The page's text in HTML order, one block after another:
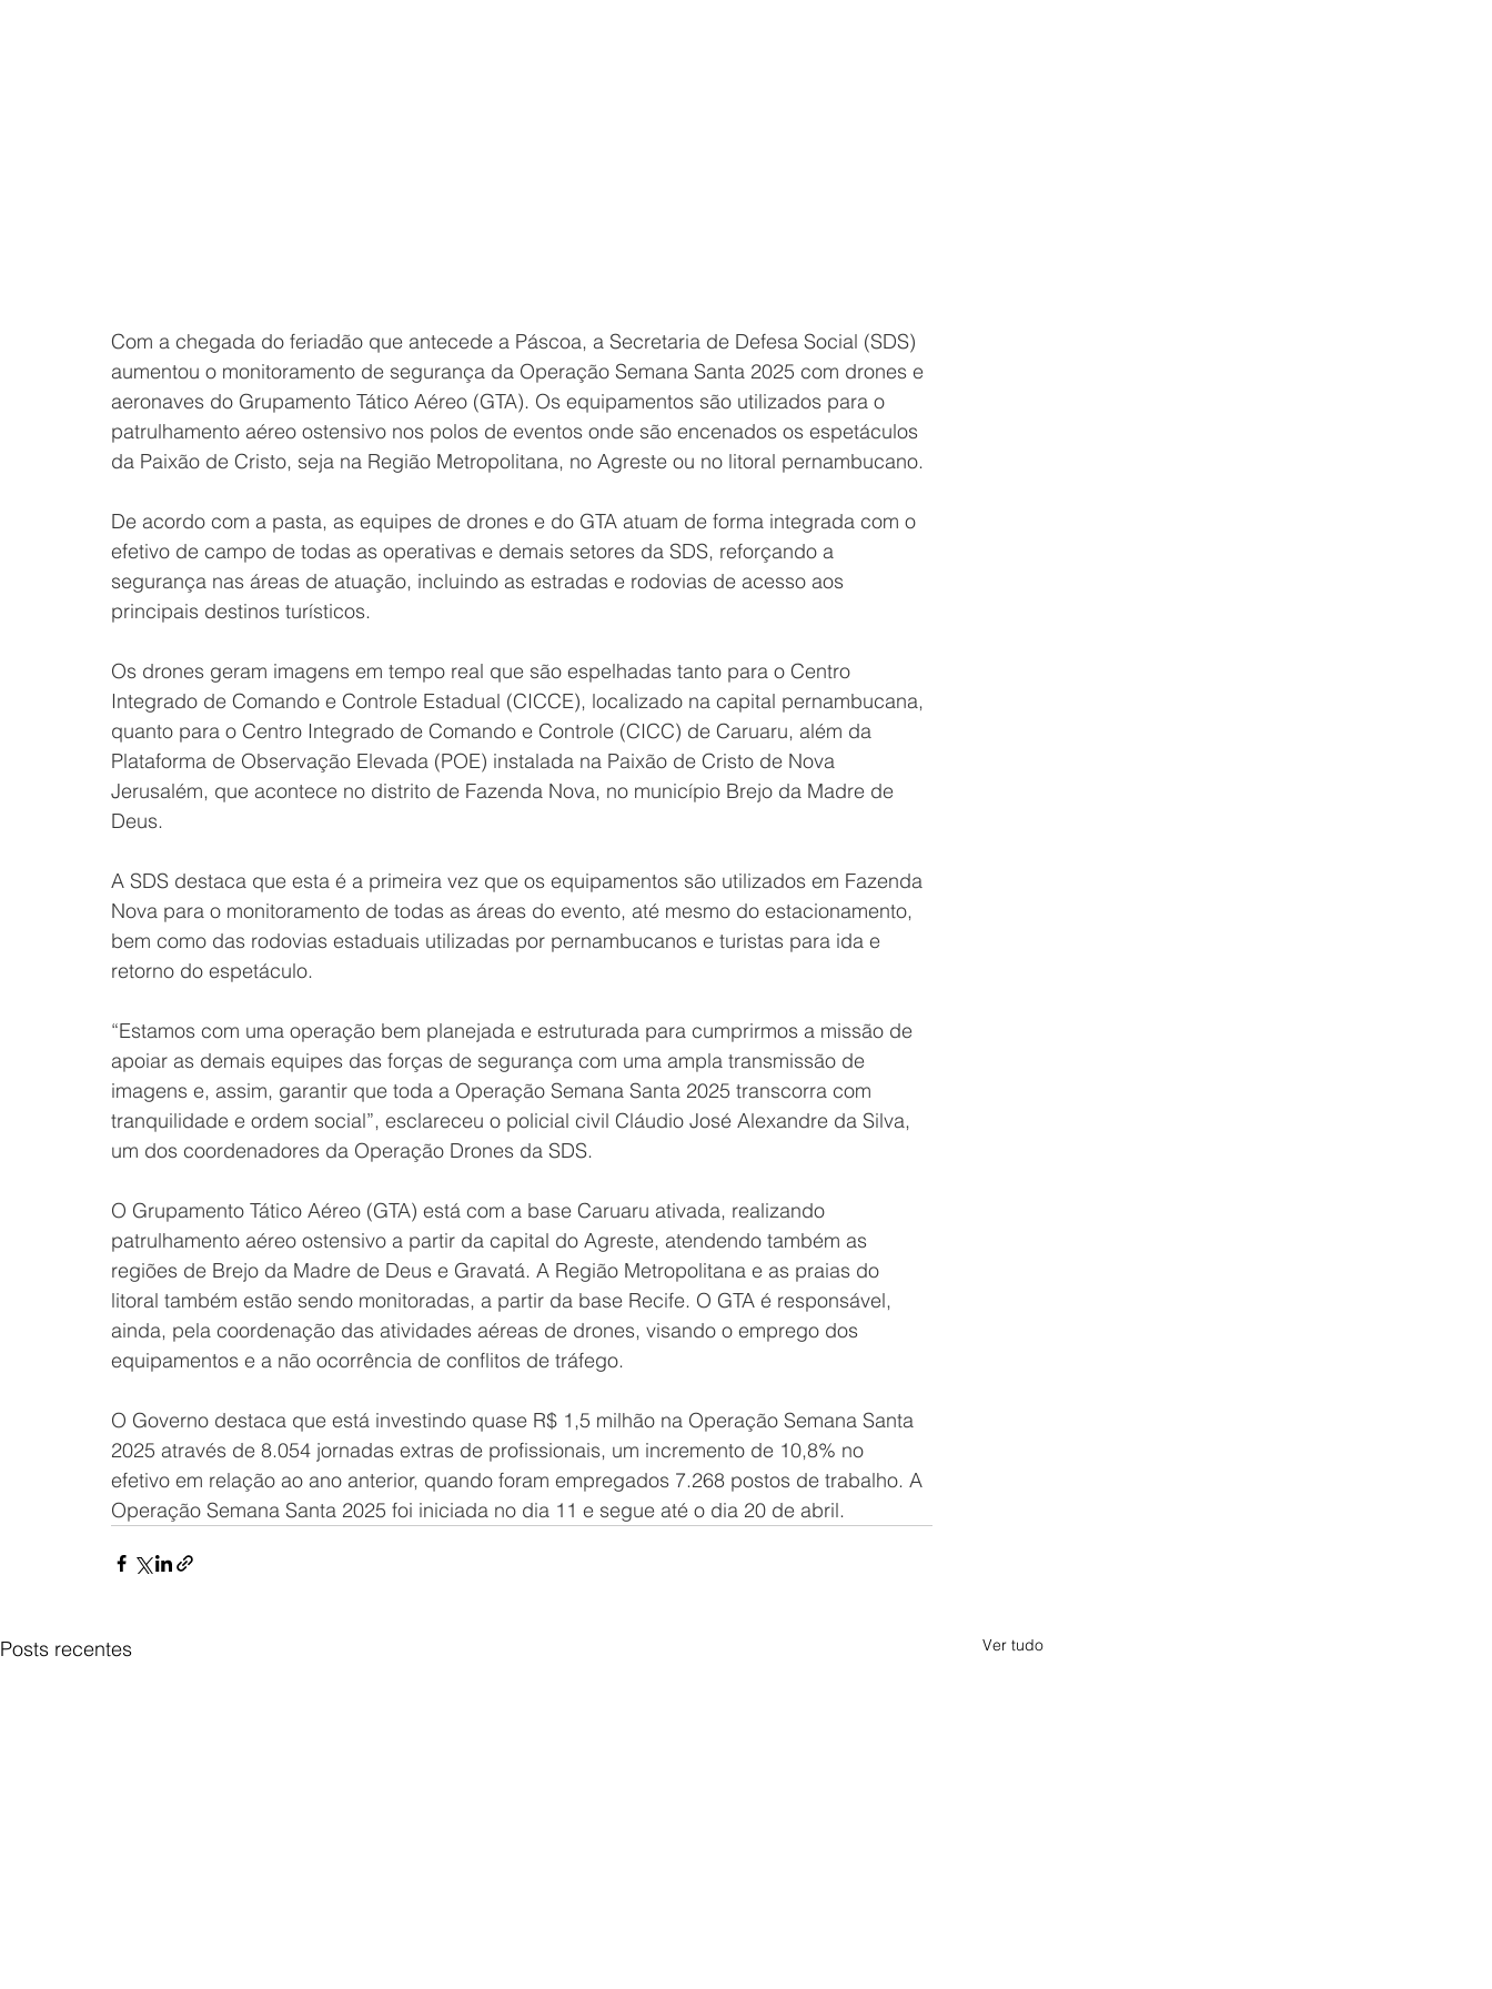
Com a chegada do feriadão que antecede a Páscoa, a Secretaria de Defesa Social (SDS)
aumentou o monitoramento de segurança da Operação Semana Santa 2025 com drones e
aeronaves do Grupamento Tático Aéreo (GTA). Os equipamentos são utilizados para o
patrulhamento aéreo ostensivo nos polos de eventos onde são encenados os espetáculos
da Paixão de Cristo, seja na Região Metropolitana, no Agreste ou no litoral pernambucano.
De acordo com a pasta, as equipes de drones e do GTA atuam de forma integrada com o
efetivo de campo de todas as operativas e demais setores da SDS, reforçando a
segurança nas áreas de atuação, incluindo as estradas e rodovias de acesso aos
principais destinos turísticos.
Os drones geram imagens em tempo real que são espelhadas tanto para o Centro
Integrado de Comando e Controle Estadual (CICCE), localizado na capital pernambucana,
quanto para o Centro Integrado de Comando e Controle (CICC) de Caruaru, além da
Plataforma de Observação Elevada (POE) instalada na Paixão de Cristo de Nova
Jerusalém, que acontece no distrito de Fazenda Nova, no município Brejo da Madre de
Deus.
A SDS destaca que esta é a primeira vez que os equipamentos são utilizados em Fazenda
Nova para o monitoramento de todas as áreas do evento, até mesmo do estacionamento,
bem como das rodovias estaduais utilizadas por pernambucanos e turistas para ida e
retorno do espetáculo.
“Estamos com uma operação bem planejada e estruturada para cumprirmos a missão de
apoiar as demais equipes das forças de segurança com uma ampla transmissão de
imagens e, assim, garantir que toda a Operação Semana Santa 2025 transcorra com
tranquilidade e ordem social”, esclareceu o policial civil Cláudio José Alexandre da Silva,
um dos coordenadores da Operação Drones da SDS.
O Grupamento Tático Aéreo (GTA) está com a base Caruaru ativada, realizando
patrulhamento aéreo ostensivo a partir da capital do Agreste, atendendo também as
regiões de Brejo da Madre de Deus e Gravatá. A Região Metropolitana e as praias do
litoral também estão sendo monitoradas, a partir da base Recife. O GTA é responsável,
ainda, pela coordenação das atividades aéreas de drones, visando o emprego dos
equipamentos e a não ocorrência de conflitos de tráfego.
O Governo destaca que está investindo quase R$ 1,5 milhão na Operação Semana Santa
2025 através de 8.054 jornadas extras de profissionais, um incremento de 10,8% no
efetivo em relação ao ano anterior, quando foram empregados 7.268 postos de trabalho. A
Operação Semana Santa 2025 foi iniciada no dia 11 e segue até o dia 20 de abril.
Posts recentes Ver tudo